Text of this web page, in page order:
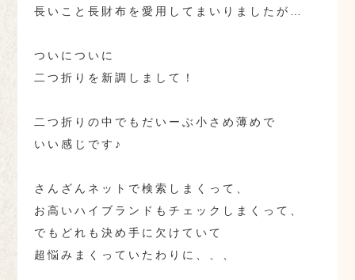
長いこと長財布を愛用してまいりましたが…
ついについに
二つ折りを新調しまして！
二つ折りの中でもだいーぶ小さめ薄めで
いい感じです♪
さんざんネットで検索しまくって、
お高いハイブランドもチェックしまくって、
でもどれも決め手に欠けていて
超悩みまくっていたわりに、、、